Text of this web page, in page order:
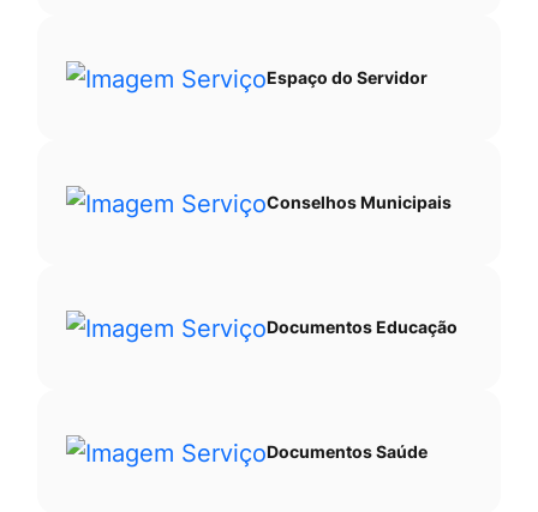
Espaço do Servidor
Conselhos Municipais
Documentos Educação
Documentos Saúde